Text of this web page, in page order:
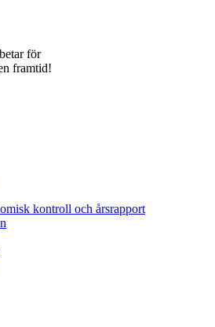
för
framtid!
kontroll och årsrapport